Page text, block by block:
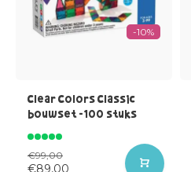
-10%
Clear Colors Classic
bouwset -100 stuks
€99,00
€89,00